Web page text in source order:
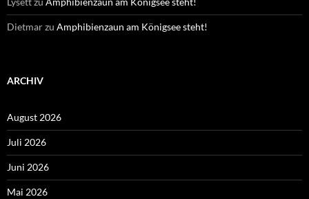
Dietmarzu Amphibienzaun am Königsee steht!
ARCHIV
August 2026
Juli 2026
Juni 2026
Mai 2026